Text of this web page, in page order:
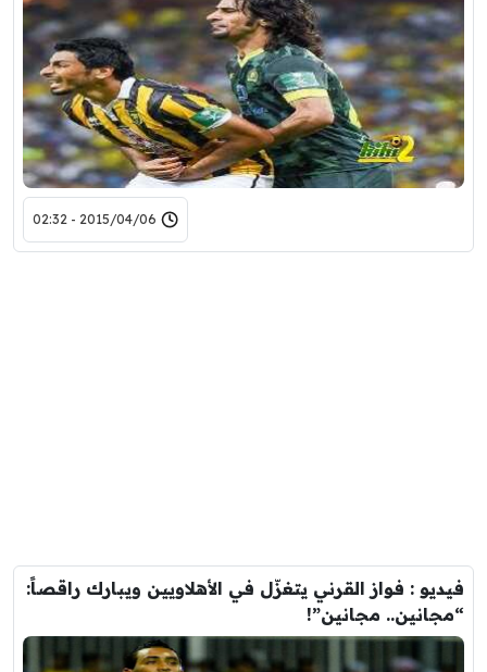
2015/04/06 - 02:32
فيديو : فواز القرني يتغزّل في الأهلاويين ويبارك راقصاً:
“مجانين.. مجانين”!